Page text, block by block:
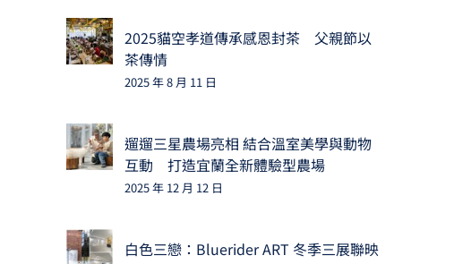
2025貓空孝道傳承感恩封茶 父親節以
茶傳情
2025 年 8 月 11 日
遛遛三星農場亮相 結合溫室美學與動物
互動 打造宜蘭全新體驗型農場
2025 年 12 月 12 日
白色三戀：Bluerider ART 冬季三展聯映